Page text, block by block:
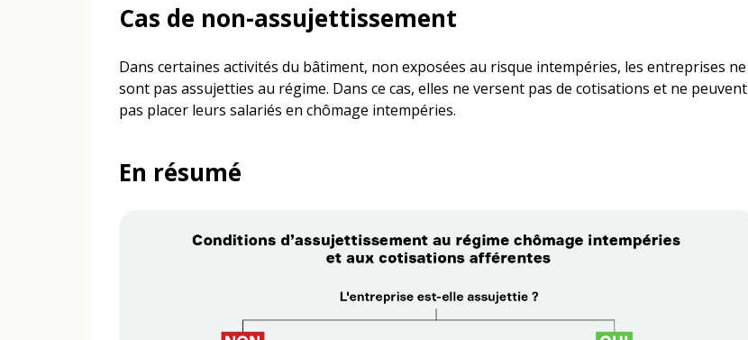
Cas de non-assujettissement
Dans certaines activités du bâtiment, non exposées au risque intempéries, les entreprises ne
sont pas assujetties au régime. Dans ce cas, elles ne versent pas de cotisations et ne peuvent
pas placer leurs salariés en chômage intempéries.
En résumé